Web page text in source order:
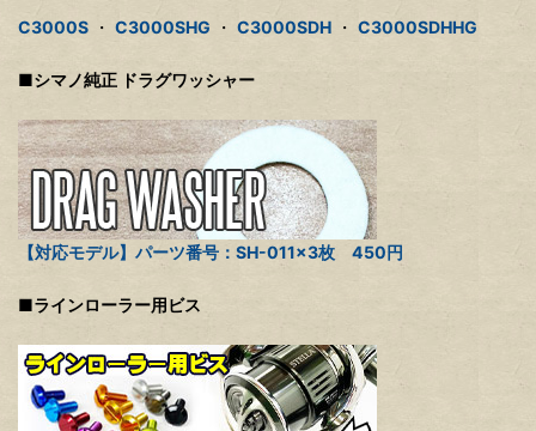
C3000S ・ C3000SHG ・ C3000SDH ・ C3000SDHHG
■シマノ純正 ドラグワッシャー
【対応モデル】パーツ番号：SH-011×3枚 450円
■ラインローラー用ビス